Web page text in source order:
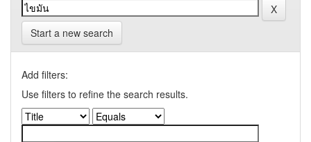
Start a new search
Add filters:
Use filters to refine the search results.